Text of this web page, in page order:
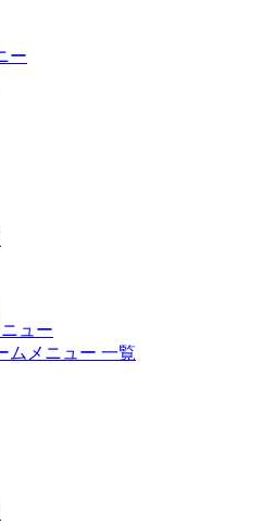
ー
ュー
ムメニュー 一覧